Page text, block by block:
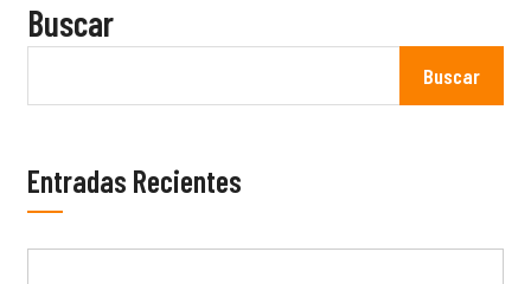
Buscar
Buscar
Entradas Recientes